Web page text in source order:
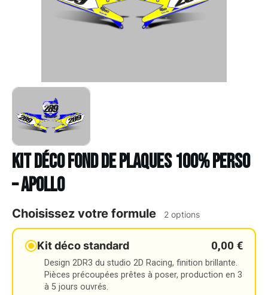
Kit déco Fond de plaques 100% Perso
– APOLLO
Choisissez votre formule 2 options
Kit déco standard 0,00 €
Design 2DR3 du studio 2D Racing, finition brillante.
Pièces précoupées prêtes à poser, production en 3
à 5 jours ouvrés.